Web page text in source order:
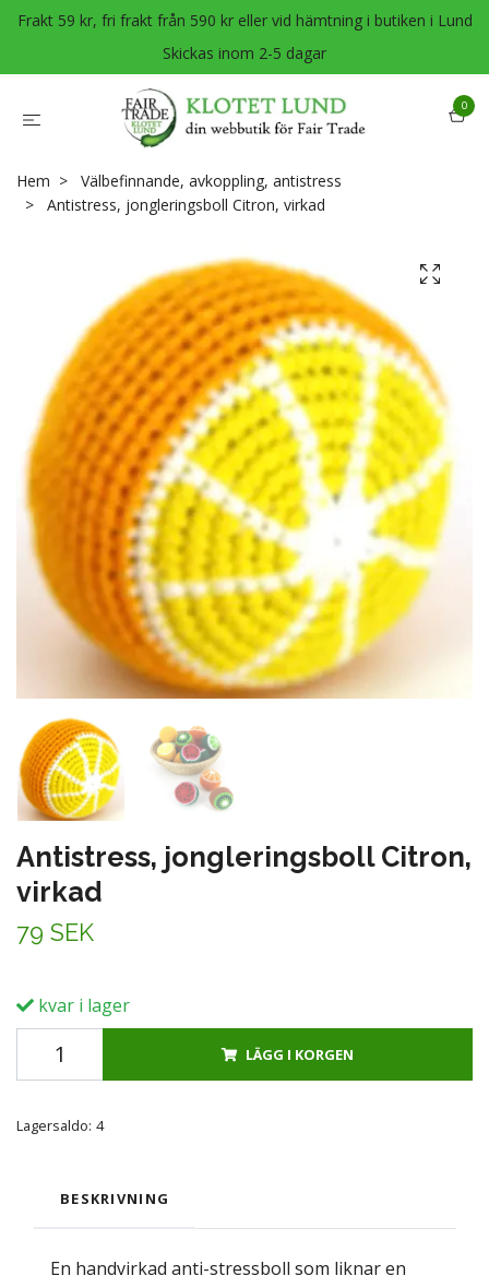
Frakt 59 kr, fri frakt från 590 kr eller vid hämtning i butiken i Lund
Skickas inom 2-5 dagar
0
Hem
Välbefinnande, avkoppling, antistress
Antistress, jongleringsboll Citron, virkad
Antistress, jongleringsboll Citron,
virkad
79 SEK
kvar i lager
LÄGG I KORGEN
Lagersaldo: 4
BESKRIVNING
En handvirkad anti-stressboll som liknar en